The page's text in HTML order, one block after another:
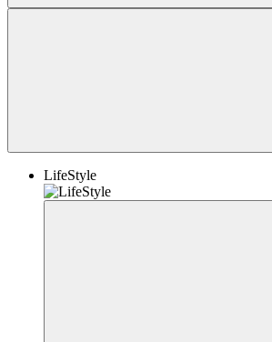
LifeStyle